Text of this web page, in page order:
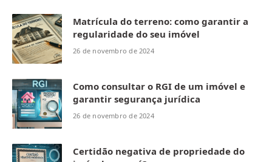
Matrícula do terreno: como garantir a
regularidade do seu imóvel
26 de novembro de 2024
Como consultar o RGI de um imóvel e
garantir segurança jurídica
26 de novembro de 2024
Certidão negativa de propriedade do